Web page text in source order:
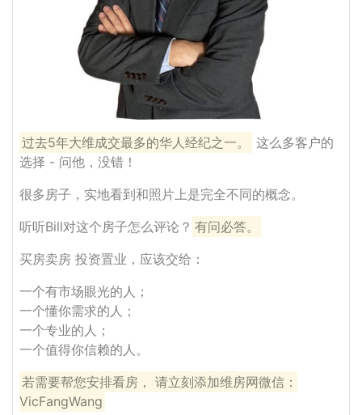
过去5年大维成交最多的华人经纪之一。
这么多客户的
选择 - 问他，没错！
很多房子，实地看到和照片上是完全不同的概念。
听听Bill对这个房子怎么评论？ 有问必答。
买房卖房 投资置业，应该交给：
一个有市场眼光的人；
一个懂你需求的人；
一个专业的人；
一个值得你信赖的人。
若需要帮您安排看房， 请立刻添加维房网微信：
VicFangWang